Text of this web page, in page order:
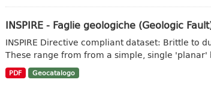
INSPIRE - Faglie geologiche (Geologic
INSPIRE Directive compliant dataset: Brittle to
These range from from a simple, single 'planar'
PDF Geocatalogo